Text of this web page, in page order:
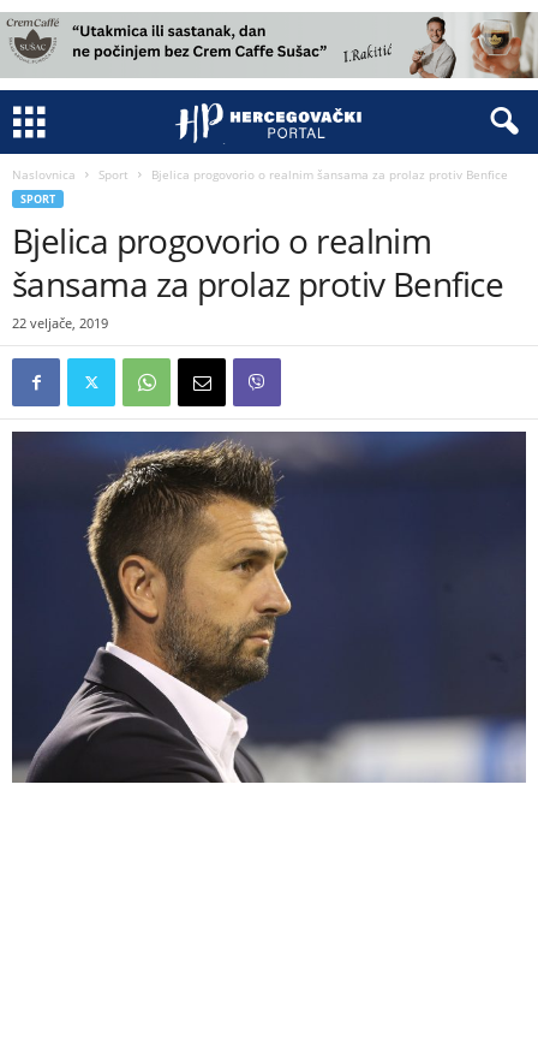
Naslovnica Sport Bjelica progovorio o realnim šansama za prolaz protiv Benfice
SPORT
Bjelica progovorio o realnim
šansama za prolaz protiv Benfice
22 veljače, 2019